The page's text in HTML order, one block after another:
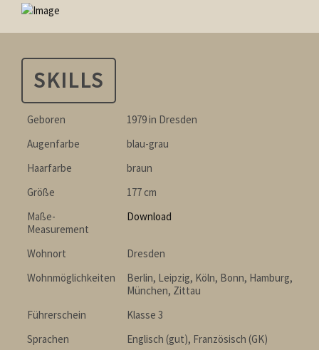
SKILLS
Geboren
1979 in Dresden
Augenfarbe
blau-grau
Haarfarbe
braun
Größe
177 cm
Maße-
Measurement
Download
Wohnort
Dresden
Wohnmöglichkeiten
Berlin, Leipzig, Köln, Bonn, Hamburg,
München, Zittau
Führerschein
Klasse 3
Sprachen
Englisch (gut), Französisch (GK)